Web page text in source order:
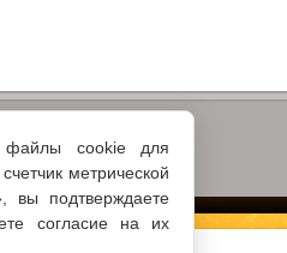
файлы cookie для
метрической
вы подтверждаете
согласие на их